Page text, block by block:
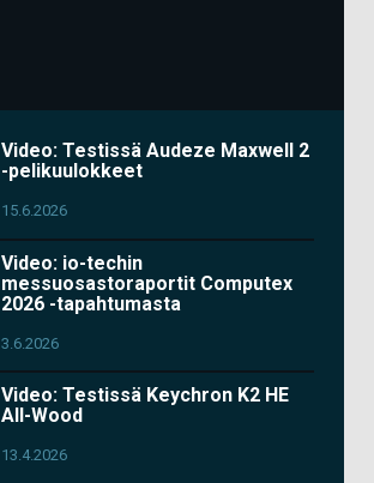
Video: Testissä Audeze Maxwell 2
-pelikuulokkeet
15.6.2026
Video: io-techin
messuosastoraportit Computex
2026 -tapahtumasta
3.6.2026
Video: Testissä Keychron K2 HE
All-Wood
13.4.2026